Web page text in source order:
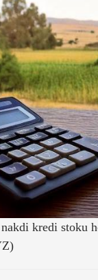
nakdi kredi stoku